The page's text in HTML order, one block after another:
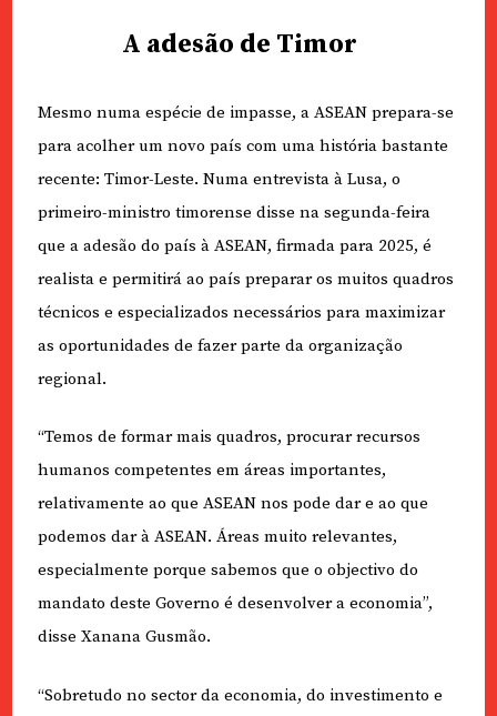
A adesão de Timor
Mesmo numa espécie de impasse, a ASEAN prepara-se
para acolher um novo país com uma história bastante
recente: Timor-Leste. Numa entrevista à Lusa, o
primeiro-ministro timorense disse na segunda-feira
que a adesão do país à ASEAN, firmada para 2025, é
realista e permitirá ao país preparar os muitos quadros
técnicos e especializados necessários para maximizar
as oportunidades de fazer parte da organização
regional.
“Temos de formar mais quadros, procurar recursos
humanos competentes em áreas importantes,
relativamente ao que ASEAN nos pode dar e ao que
podemos dar à ASEAN. Áreas muito relevantes,
especialmente porque sabemos que o objectivo do
mandato deste Governo é desenvolver a economia”,
disse Xanana Gusmão.
“Sobretudo no sector da economia, do investimento e